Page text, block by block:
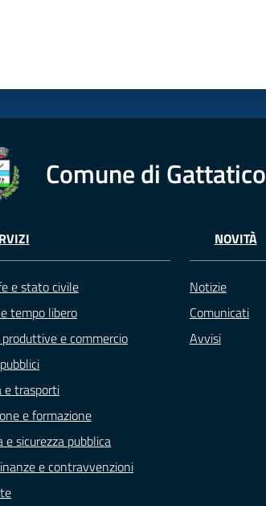
Comune di Gattatico
e stato civile
tempo libero
e commercio
e trasporti
e formazione
e sicurezza pubblica
e contravvenzioni
NOVITÀ
Notizie
Comunicati
Avvisi